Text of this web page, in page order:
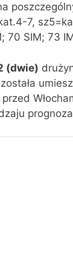
7,
70 SIM; 73
(dwie)